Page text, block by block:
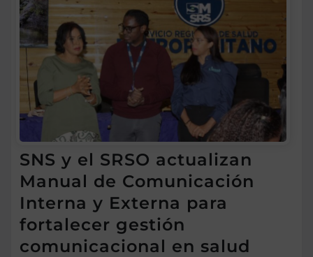
SNS y el SRSO actualizan
Manual de Comunicación
Interna y Externa para
fortalecer gestión
comunicacional en salud